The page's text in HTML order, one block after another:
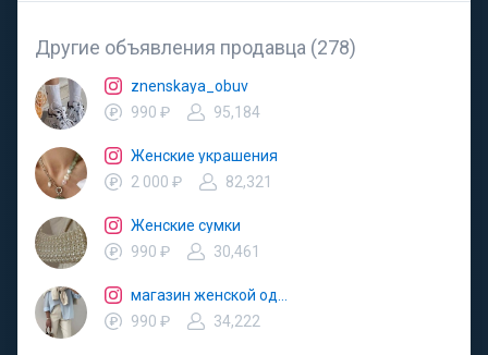
Другие объявления продавца (278)
znenskaya_obuv
990 ₽
95,184
Женские украшения
2 000 ₽
82,321
Женские сумки
990 ₽
30,461
990 ₽
34,222